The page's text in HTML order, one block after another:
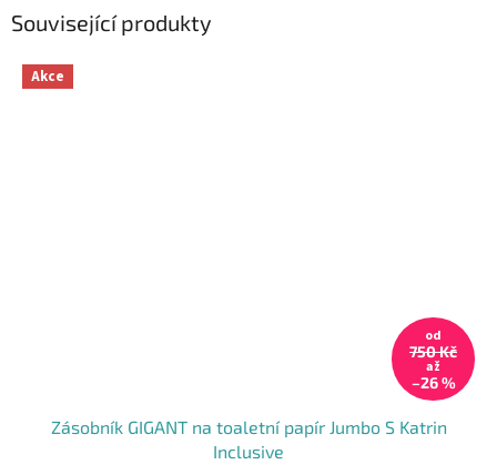
Související produkty
Akce
od
750 Kč
až
–26 %
Zásobník GIGANT na toaletní papír Jumbo S Katrin
Inclusive